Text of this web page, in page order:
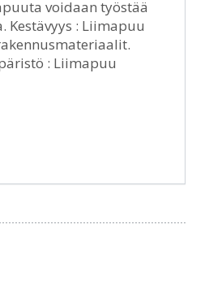
voidaan työstää
: Liimapuu
: Liimapuu